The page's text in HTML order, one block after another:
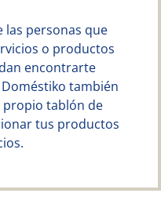
las personas que
o productos
encontrarte
también
tablón de
tus productos